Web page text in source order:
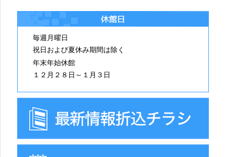
休館日
毎週月曜日
祝日および夏休み期間は除く
年末年始休館
１２月２８日～１月３日